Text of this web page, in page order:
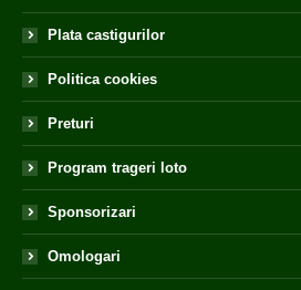
Plata castigurilor
Politica cookies
Preturi
Program trageri loto
Sponsorizari
Omologari